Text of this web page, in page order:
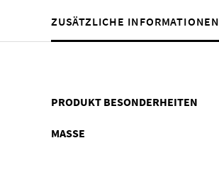
ZUSÄTZLICHE INFORMATIONEN
PRODUKT BESONDERHEITEN
MASSE